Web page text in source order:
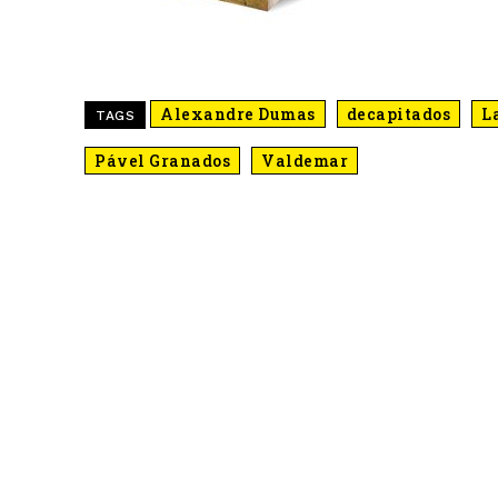
TAGS Alexandre Dumas decapitados
Pável Granados Valdemar